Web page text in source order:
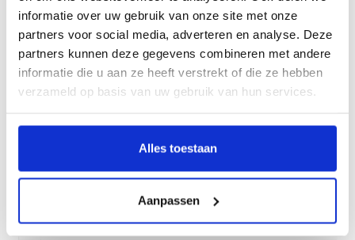
informatie over uw gebruik van onze site met onze
partners voor social media, adverteren en analyse. Deze
partners kunnen deze gegevens combineren met andere
informatie die u aan ze heeft verstrekt of die ze hebben
verzameld op basis van uw gebruik van hun services.
Alles toestaan
Aanpassen
Over Archipel
Ons verhaal
Samen onderweg naar de zorg van morgen